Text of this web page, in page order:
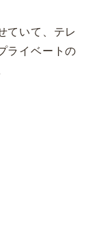
ていて、テレ
ライベートの